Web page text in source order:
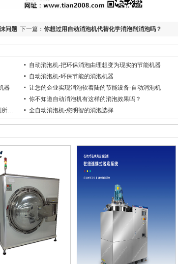
下一篇： 你想过用自动消泡机代替化学消泡剂消泡吗？
问题
自动消泡机-把环保消泡由理想变为现实的节能机器
自动消泡机-环保节能的消泡机器
器
让您的企业实现消泡软着陆的节能设备-自动消泡机
你不知道自动消泡机有这样的消泡效果吗？
节能设备全自动消泡机的这些消泡效果是消泡剂所没有的
全自动消泡机-您明智的消泡选择